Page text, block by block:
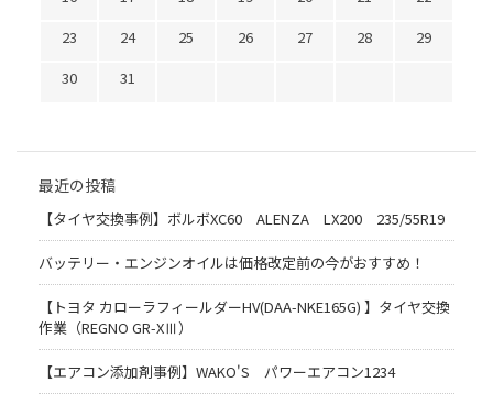
23
24 25 26 27 28
29
30
31
最近の投稿
【タイヤ交換事例】ボルボXC60 ALENZA LX200 235/55R19
バッテリー・エンジンオイルは価格改定前の今がおすすめ！
【トヨタ カローラフィールダーHV(DAA-NKE165G) 】タイヤ交換
作業（REGNO GR-XⅢ）
【エアコン添加剤事例】WAKO'S パワーエアコン1234